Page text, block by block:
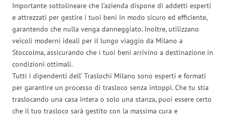
Importante sottolineare che l’azienda dispone di addetti esperti
e attrezzati per gestire i tuoi beni in modo sicuro ed efficiente,
garantendo che nulla venga danneggiato. Inoltre, utilizzano
veicoli moderni ideali per il lungo viaggio da Milano a
Stoccolma, assicurando che i tuoi beni arrivino a destinazione in
condizioni ottimali.
Tutti i dipendenti dell’ Traslochi Milano sono esperti e formati
per garantire un processo di trasloco senza intoppi. Che tu stia
traslocando una casa intera o solo una stanza, puoi essere certo
che il tuo trasloco sarà gestito con la massima cura e